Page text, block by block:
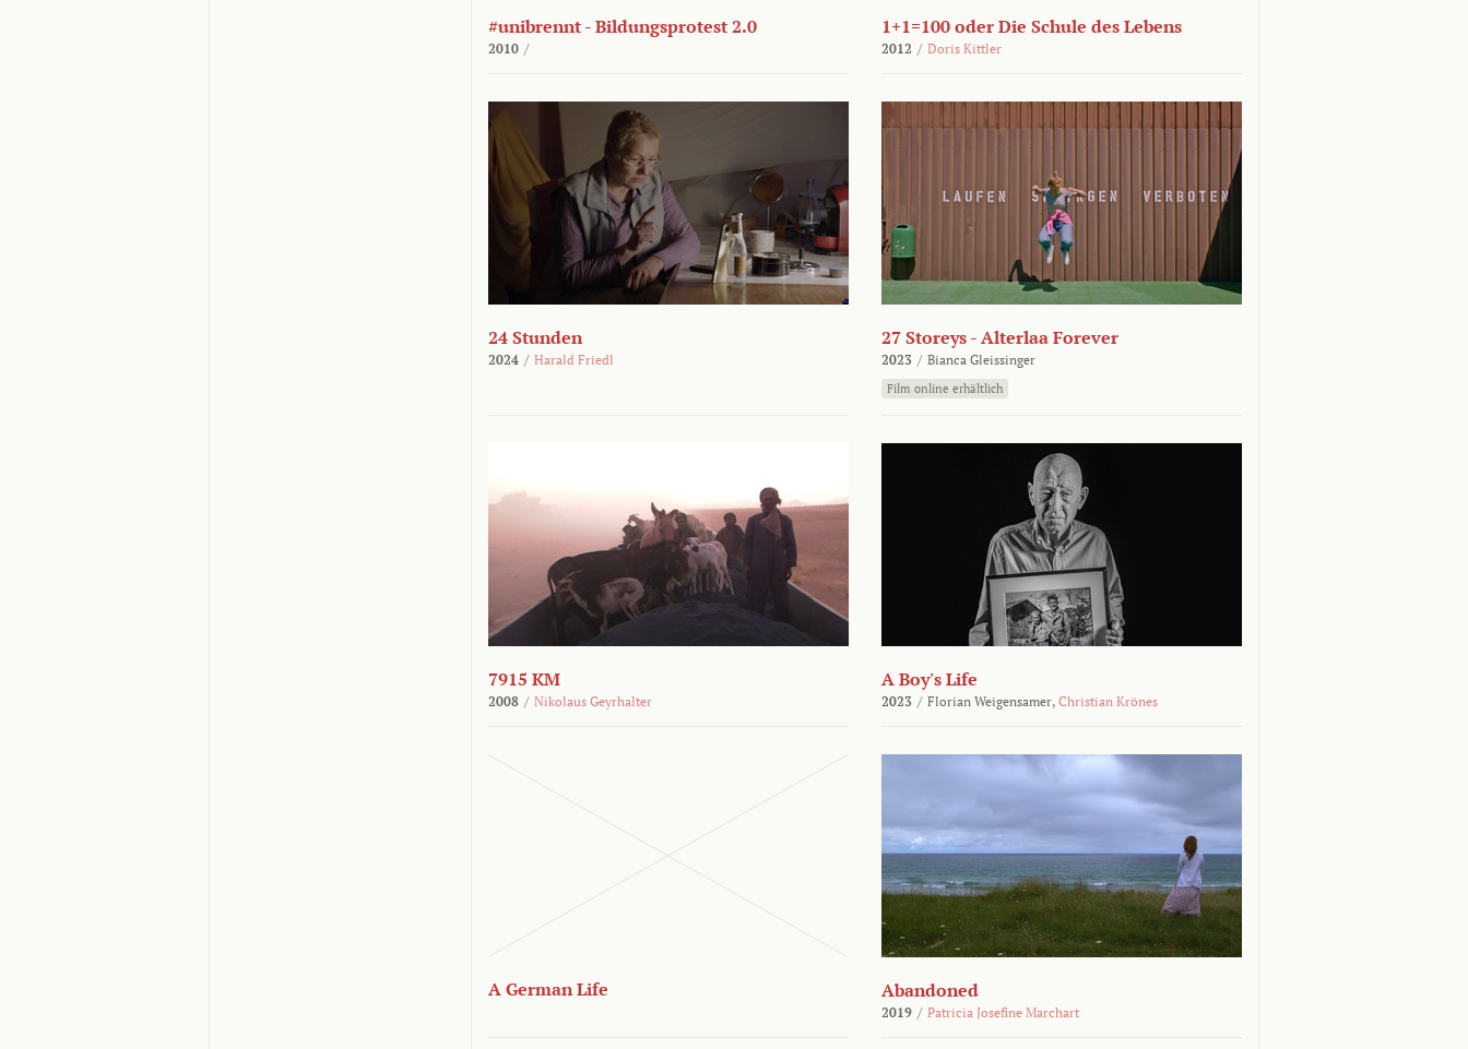
#unibrennt - Bildungsprotest 2.0
2010 /
1+1=100 oder Die Schule des Lebens
2012 / Doris Kittler
24 Stunden
2024 / Harald Friedl
27 Storeys - Alterlaa Forever
2023 / Bianca Gleissinger
Film online erhältlich
7915 KM
2008 / Nikolaus Geyrhalter
A Boy's Life
2023 / Florian Weigensamer, Christian Krönes
A German Life Abandoned
2019 / Patricia Josefine Marchart